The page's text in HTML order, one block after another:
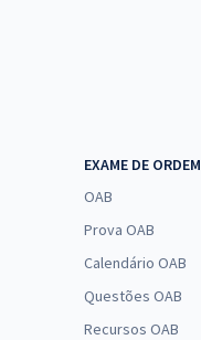
EXAME DE ORDEM
OAB
Prova OAB
Calendário OAB
Questões OAB
Recursos OAB